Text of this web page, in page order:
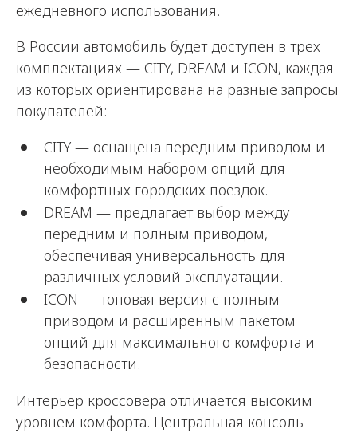
ежедневного использования.
В России автомобиль будет доступен в трех
комплектациях — CITY, DREAM и ICON, каждая
из которых ориентирована на разные запросы
покупателей:
CITY — оснащена передним приводом и
необходимым набором опций для
комфортных городских поездок.
DREAM — предлагает выбор между
передним и полным приводом,
обеспечивая универсальность для
различных условий эксплуатации.
ICON — топовая версия с полным
приводом и расширенным пакетом
опций для максимального комфорта и
безопасности.
Интерьер кроссовера отличается высоким
уровнем комфорта. Центральная консоль